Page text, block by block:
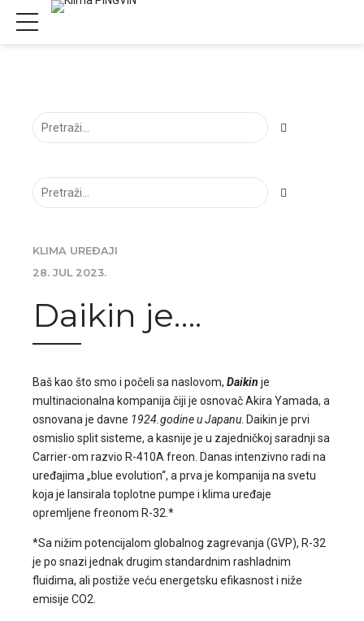
KLIMA UREĐAJI
28. JUL 2023.
Daikin je….
Baš kao što smo i počeli sa naslovom, Daikin je
multinacionalna kompanija čiji je osnovač Akira Yamada, a
osnovana je davne 1924.godine u Japanu . Daikin je prvi
osmislio split sisteme, a kasnije je u zajedničkoj saradnji sa
Carrier-om razvio R-410A freon. Danas intenzivno radi na
uređajima „blue evolution“, a prva je kompanija na svetu
koja je lansirala toplotne pumpe i klima uređaje
opremljene freonom R-32.*
*Sa nižim potencijalom globalnog zagrevanja (GVP), R-32
je po snazi jednak drugim standardnim rashladnim
fluidima, ali postiže veću energetsku efikasnost i niže
emisije CO2.